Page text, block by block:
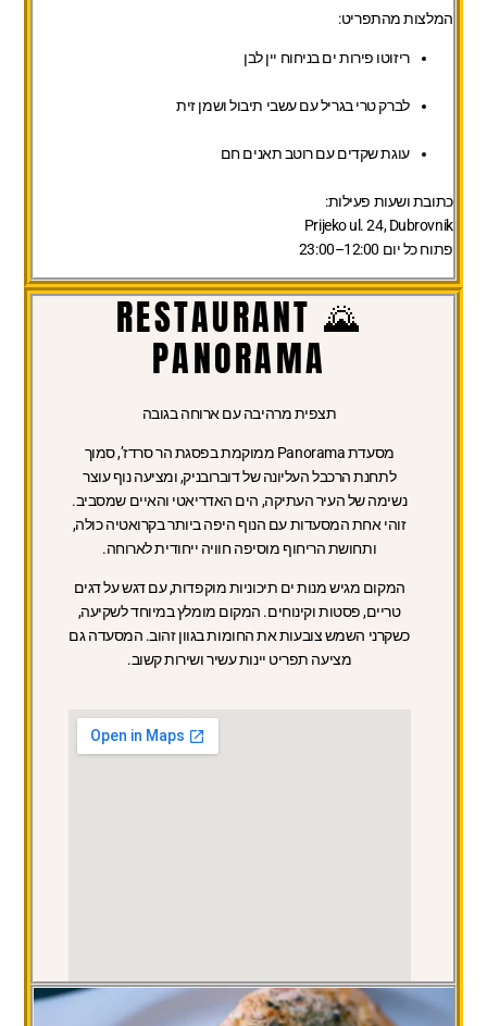
המלצות מהתפריט:
ריזוטו פירות ים בניחוח יין לבן
לברק טרי בגריל עם עשבי תיבול ושמן זית
עוגת שקדים עם רוטב תאנים חם
כתובת ושעות פעילות:
Prijeko ul. 24, Dubrovnik
פתוח כל יום 12:00–23:00
🌄 RESTAURANT
PANORAMA
תצפית מרהיבה עם ארוחה בגובה
מסעדת Panorama ממוקמת בפסגת הר סרדז’, סמוך
לתחנת הרכבל העליונה של דוברובניק, ומציעה נוף עוצר
נשימה של העיר העתיקה, הים האדריאטי והאיים שמסביב.
זוהי אחת המסעדות עם הנוף היפה ביותר בקרואטיה כולה,
ותחושת הריחוף מוסיפה חוויה ייחודית לארוחה.
המקום מגיש מנות ים תיכוניות מוקפדות, עם דגש על דגים
טריים, פסטות וקינוחים. המקום מומלץ במיוחד לשקיעה,
כשקרני השמש צובעות את החומות בגוון זהוב. המסעדה גם
מציעה תפריט יינות עשיר ושירות קשוב.